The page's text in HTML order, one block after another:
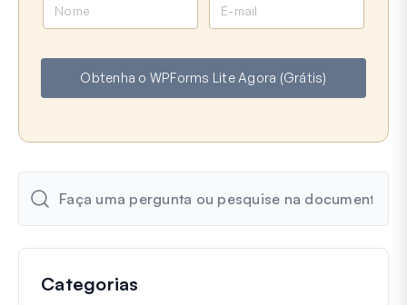
e
a
l
Obtenha o WPForms Lite Agora (Grátis)
Categorias